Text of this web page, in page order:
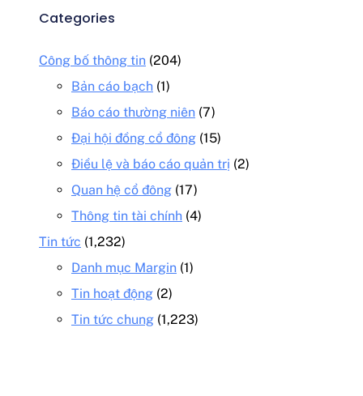
Categories
Công bố thông tin (204)
Bản cáo bạch (1)
Báo cáo thường niên (7)
Đại hội đồng cổ đông (15)
Điều lệ và báo cáo quản trị (2)
Quan hệ cổ đông (17)
Thông tin tài chính (4)
Tin tức (1,232)
Danh mục Margin (1)
Tin hoạt động (2)
Tin tức chung (1,223)